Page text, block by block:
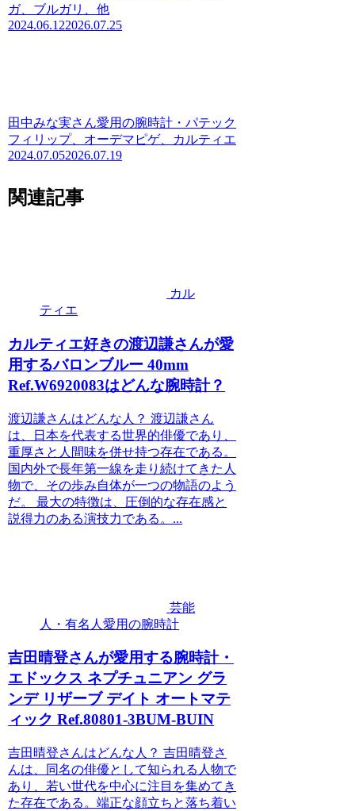
ガ、ブルガリ、他
2024.06.122026.07.25
田中みな実さん愛用の腕時計・パテック
フィリップ、オーデマピゲ、カルティエ
2024.07.052026.07.19
関連記事
カル
ティエ
カルティエ好きの渡辺謙さんが愛
用するバロンブルー 40mm
Ref.W6920083はどんな腕時計？
渡辺謙さんはどんな人？ 渡辺謙さん
は、日本を代表する世界的俳優であり、
重厚さと人間味を併せ持つ存在である。
国内外で長年第一線を走り続けてきた人
物で、その歩み自体が一つの物語のよう
だ。 最大の特徴は、圧倒的な存在感と
説得力のある演技力である。...
芸能
人・有名人愛用の腕時計
吉田晴登さんが愛用する腕時計・
エドックス ネプチュニアン グラ
ンデ リザーブ デイト オートマテ
ィック Ref.80801-3BUM-BUIN
吉田晴登さんはどんな人？ 吉田晴登さ
んは、同名の俳優として知られる人物で
あり、若い世代を中心に注目を集めてき
た存在である。端正な顔立ちと落ち着い